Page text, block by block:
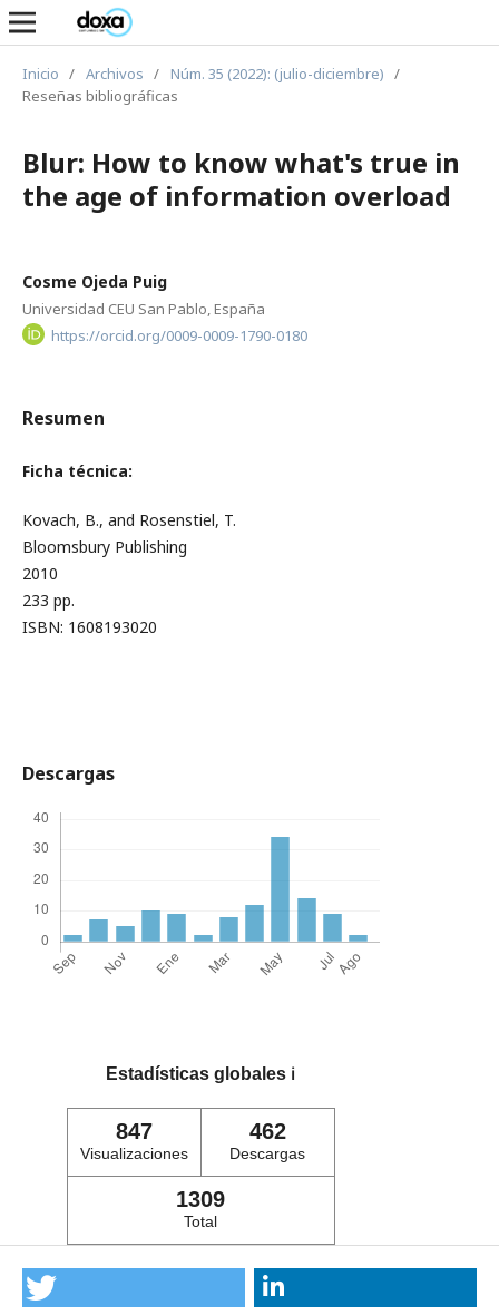
Inicio / Archivos / Núm. 35 (2022): (julio-diciembre) /
Reseñas bibliográficas
Blur: How to know what's true in
the age of information overload
Cosme Ojeda Puig
Universidad CEU San Pablo, España
https://orcid.org/0009-0009-1790-0180
Resumen
Ficha técnica:
Kovach, B., and Rosenstiel, T.
Bloomsbury Publishing
2010
233 pp.
ISBN: 1608193020
Descargas
Estadísticas globales ℹ️
847
Visualizaciones
462
Descargas
1309
Total